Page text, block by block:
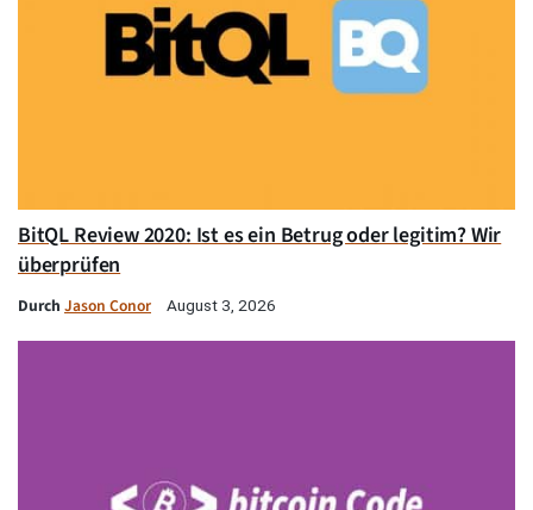
BitQL Review 2020: Ist es ein Betrug oder legitim? Wir
überprüfen
Durch Jason Conor August 3, 2026